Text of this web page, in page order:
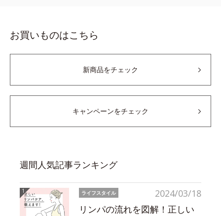
お買いものはこちら
新商品をチェック
キャンペーンをチェック
週間人気記事ランキング
2024/03/18
ライフスタイル
リンパの流れを図解！正しい